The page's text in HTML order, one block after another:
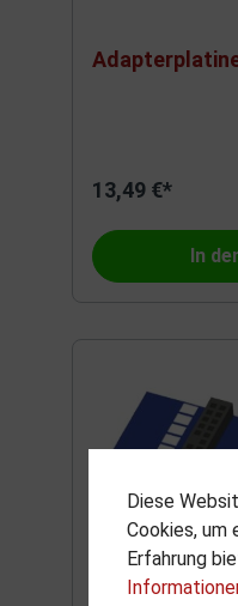
13,49 €*
In
Diese
Cookies, um
Erfahrung